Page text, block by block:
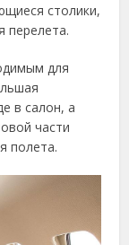
столики,
перелета.
для
в салон, а
части
полета.